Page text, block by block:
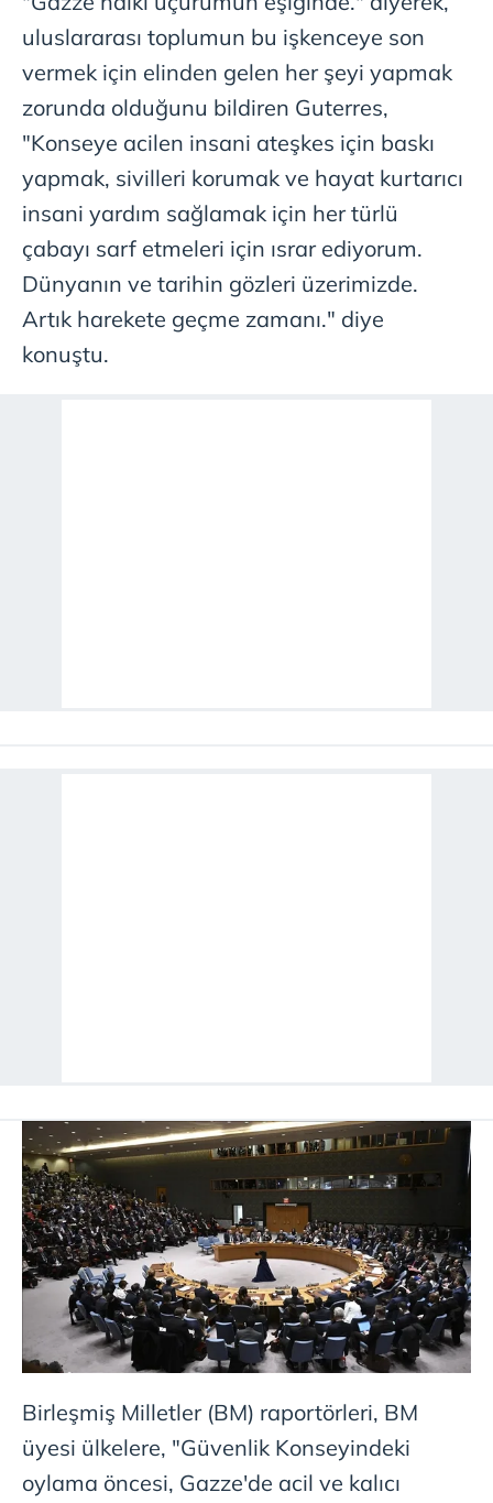
Çerezlere ilişkin tercihlerinizi aşağıda yer alan panel
vasıtasıyla belirleyebilirsiniz. Çerezlere ilişkin detaylı bilgi
için Ayarlar butonuna tıklayabilir,Çerez Bilgilendirme
ziyaret edebilirsiniz.
6698 sayılı Kişisel Verilerin Korunması Kanunu uyarınca
hazırlanmış Aydınlatma Metnimizi okumak ve sitemizde
ilgili mevzuata uygun olarak kullanılan çerezlerle ilgili bilgi
almak için lütfentıklayınız.
uluslararası toplumun bu işkenceye son
vermek için elinden gelen her şeyi yapmak
zorunda olduğunu bildiren Guterres,
"Konseye acilen insani ateşkes için baskı
yapmak, sivilleri korumak ve hayat kurtarıcı
insani yardım sağlamak için her türlü
çabayı sarf etmeleri için ısrar ediyorum.
Dünyanın ve tarihin gözleri üzerimizde.
Artık harekete geçme zamanı." diye
konuştu.
Birleşmiş Milletler (BM) raportörleri, BM
üyesi ülkelere, "Güvenlik Konseyindeki
oylama öncesi, Gazze'de acil ve kalıcı